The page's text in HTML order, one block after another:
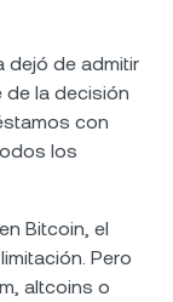
dejó de admitir
de la decisión
con
los
Bitcoin, el
Pero
altcoins o